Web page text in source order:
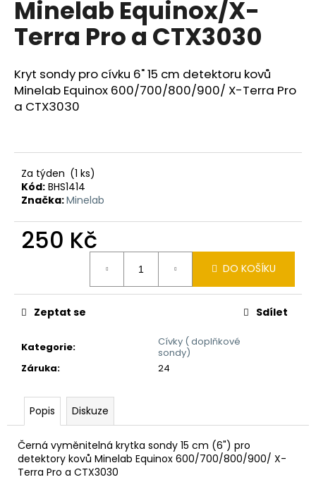
Minelab Equinox/X-
Terra Pro a CTX3030
Kryt sondy pro cívku 6" 15 cm detektoru kovů
Minelab Equinox 600/700/800/900/ X-Terra Pro
a CTX3030
Za týden (1 ks)
Kód: BHS1414
Značka:Minelab
250 Kč
DO KOŠÍKU
Kategorie:
Cívky ( doplňkové
sondy)
Záruka: 24
Zeptat se Sdílet
Popis Diskuze
Černá vyměnitelná krytka sondy 15 cm (6") pro
detektory kovů Minelab Equinox 600/700/800/900/ X-
Terra Pro a CTX3030
a
j
t
?
D
o
č
e
DETEKTOR
KOVŮ
MINELAB
MANTICORE